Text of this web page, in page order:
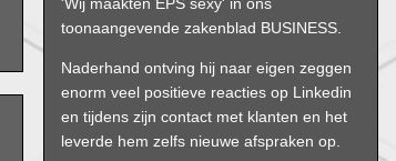
toonaangevende zakenblad BUSINESS.
Naderhand ontving hij naar eigen zeggen
enorm veel positieve reacties op Linkedin
en tijdens zijn contact met klanten en het
leverde hem zelfs nieuwe afspraken op.